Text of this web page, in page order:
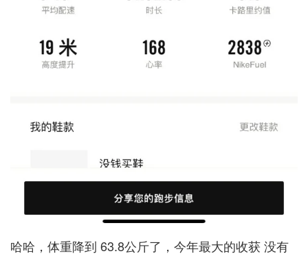
哈哈，体重降到 63.8公斤了，今年最大的收获 没有